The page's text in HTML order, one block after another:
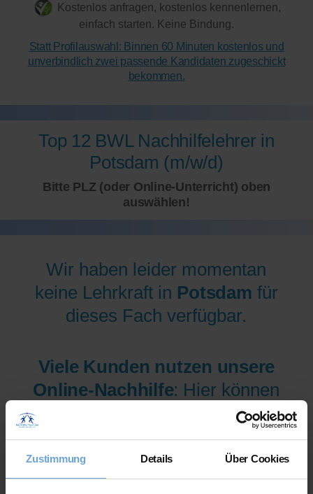
Zustimmung Details Über Cookies
Kostenlos anfragen, kostenlos kennenlernen,
einfach starten. Keine Bindung.
Statt Profilauswahl: Binnen 60 Minuten kostenlos und
unverbindlich zwei passende Kandidaten zugeschickt
bekommen.
Top 12 BWL Nachhilfelehrer in
Potsdam (m/w/d)
Bitte PLZ (oder Online-Unterricht) oben
auswählen!
Wir haben leider momentan
keine Lehrkraft in Potsdam für
dieses Fach verfügbar.
Viele Kunden nutzen unsere
Online-Nachhilfe: Hier können
wir Ihnen aus mehr als 300
Lehrer/innen pro Fach und
Niveau die am besten
qualifizierten Lehrer/innen sofort